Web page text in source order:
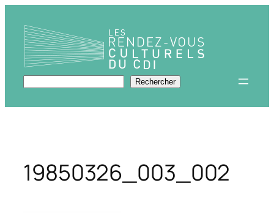
contenu
Rechercher Rechercher
19850326_003_002